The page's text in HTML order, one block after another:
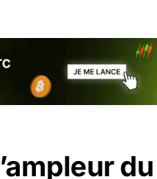
du